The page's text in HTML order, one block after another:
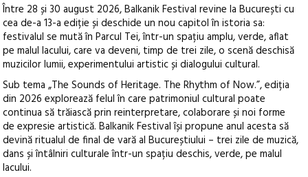
Între 28 și 30 august 2026, Balkanik Festival revine la București cu
cea de-a 13-a ediție și deschide un nou capitol în istoria sa:
festivalul se mută în Parcul Tei, într-un spațiu amplu, verde, aflat
pe malul lacului, care va deveni, timp de trei zile, o scenă deschisă
muzicilor lumii, experimentului artistic și dialogului cultural.
Sub tema „The Sounds of Heritage. The Rhythm of Now.”, ediția
din 2026 explorează felul în care patrimoniul cultural poate
continua să trăiască prin reinterpretare, colaborare și noi forme
de expresie artistică. Balkanik Festival își propune anul acesta să
devină ritualul de final de vară al Bucureștiului – trei zile de muzică,
dans și întâlniri culturale într-un spațiu deschis, verde, pe malul
lacului.